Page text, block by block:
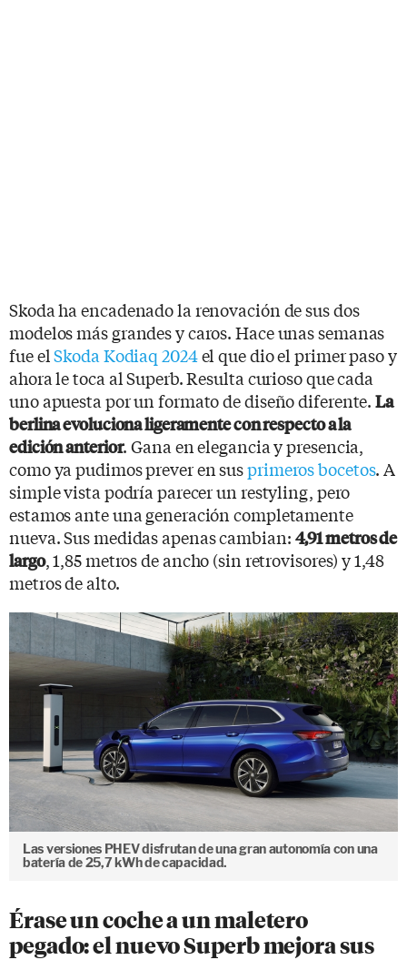
Skoda ha encadenado la renovación de sus dos
modelos más grandes y caros. Hace unas semanas
fue elSkoda Kodiaq 2024el que dio el primer paso y
ahora le toca al Superb. Resulta curioso que cada
uno apuesta por un formato de diseño diferente.La
berlina evoluciona ligeramente con respecto a la
edición anterior. Gana en elegancia y presencia,
como ya pudimos prever en susprimeros bocetos. A
simple vista podría parecer un restyling, pero
estamos ante una generación completamente
nueva. Sus medidas apenas cambian: 4,91 metros de
largo, 1,85 metros de ancho (sin retrovisores) y 1,48
metros de alto.
Las versiones PHEV disfrutan de una gran autonomía con una
batería de 25,7 kWh de capacidad.
Érase un coche a un maletero
pegado: el nuevo Superb mejora sus